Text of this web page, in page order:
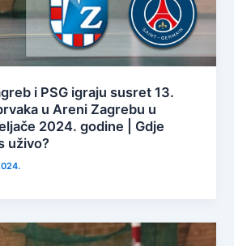
i PSG igraju susret 13.
u Areni Zagrebu u
2024. godine | Gdje
uživo?